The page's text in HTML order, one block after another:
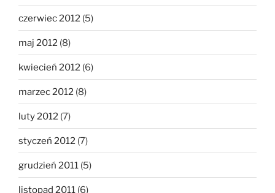
czerwiec 2012 (5)
maj 2012 (8)
kwiecień 2012 (6)
marzec 2012 (8)
luty 2012 (7)
styczeń 2012 (7)
grudzień 2011 (5)
listopad 2011 (6)